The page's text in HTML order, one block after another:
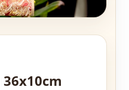
36x10cm